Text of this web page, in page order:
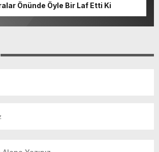
Önünde Öyle Bir Laf Etti Ki